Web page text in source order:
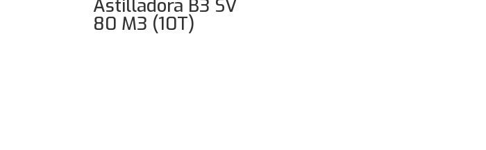
Astilladora B3 SV
80 M3 (10T)